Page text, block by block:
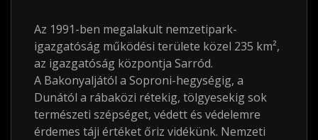
Az 1991-ben megalakult nemzetipark-
igazgatóság működési területe közel 235 km²,
az igazgatóság központja Sarród.
A Bakonyaljától a Soproni-hegységig, a
Dunától a rábaközi rétekig, tölgyesekig sok
természeti szépséget, védett és védelemre
érdemes táji értéket őriz vidékünk. Nemzeti